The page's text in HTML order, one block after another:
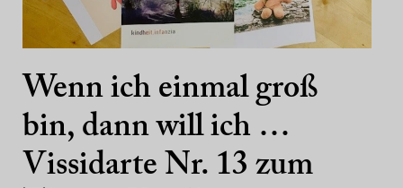
Wenn ich einmal groß
bin, dann will ich …
Vissidarte Nr. 13 zum